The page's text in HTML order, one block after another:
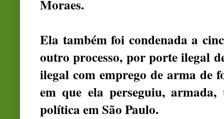
Moraes.
Ela também foi condenada a
outro processo, por porte ilegal
ilegal com emprego de arma de
em que ela perseguiu,
política em São Paulo.